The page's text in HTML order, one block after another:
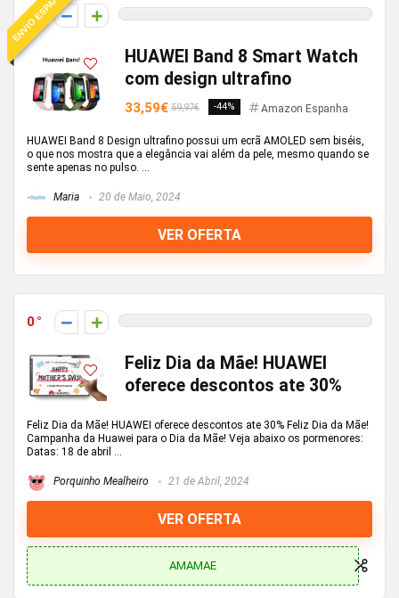
ENVIO ESPANHA
0
HUAWEI Band 8 Smart Watch
com design ultrafino
33,59€ 59,97€ -44% Amazon Espanha
HUAWEI Band 8 Design ultrafino possui um ecrã AMOLED sem biséis,
o que nos mostra que a elegância vai além da pele, mesmo quando se
sente apenas no pulso. ...
Maria 20 de Maio, 2024
VER OFERTA
0
Feliz Dia da Mãe! HUAWEI
oferece descontos ate 30%
Feliz Dia da Mãe! HUAWEI oferece descontos ate 30% Feliz Dia da Mãe!
Campanha da Huawei para o Dia da Mãe! Veja abaixo os pormenores:
Datas: 18 de abril ...
Porquinho Mealheiro 21 de Abril, 2024
VER OFERTA
AMAMAE